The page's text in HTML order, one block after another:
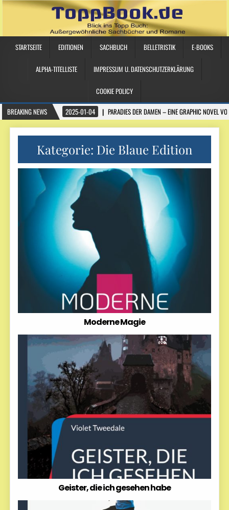
STARTSEITE EDITIONEN SACHBUCH BELLETRISTIK E-BOOKS
ALPHA-TITELLISTE IMPRESSUM U. DATENSCHUTZERKLÄRUNG
COOKIE POLICY
BREAKING NEWS
2025-01-04 PARADIES DER DAMEN – EINE GRAPHIC NOVEL
Kategorie: Die Blaue Edition
Moderne Magie
Geister, die ich gesehen habe